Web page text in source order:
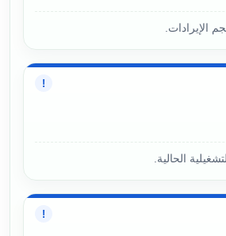
الإيرادات.
!
الحالية.
!